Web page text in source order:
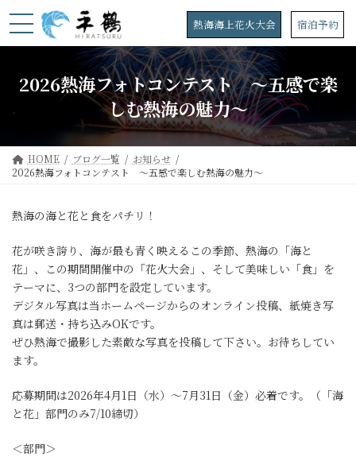
ン
プ
ビ
動
熱海海上花火大会 宿泊予約
2026熱海フォトコンテスト ～五感で楽
しむ熱海の魅力～
HOME ブログ一覧
お知らせ
2026熱海フォトコンテスト ～五感で楽しむ熱海の魅力～
熱海の海と花と食をパチリ！
花が咲き誇り、海が最も青く映えるこの季節、熱海の「海と
花」、この期間開催中の「花火大会」、そして美味しい「食」を
テーマに、3つの部門を設定しています。
デジタル写真は当ホームページからのオンライン投稿、紙焼き写
真は郵送・持ち込みOKです。
ぜひ熱海で撮影した素敵な写真を投稿して下さい。お待ちしてい
ます。
応募期間は2026年4月1日（水）～7月31日（金）必着です。（「海
と花」部門のみ7/10締切）
＜部門＞